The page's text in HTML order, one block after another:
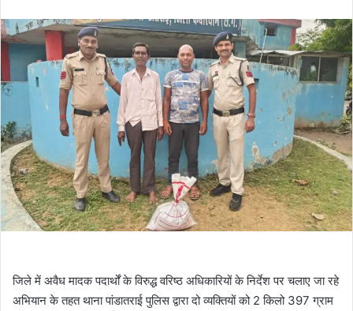
जिले में अवैध मादक पदार्थों के विरुद्ध वरिष्ठ अधिकारियों के निर्देश पर चलाए जा रहे
अभियान के तहत थाना पांडातराई पुलिस द्वारा दो व्यक्तियों को 2 किलो 397 ग्राम